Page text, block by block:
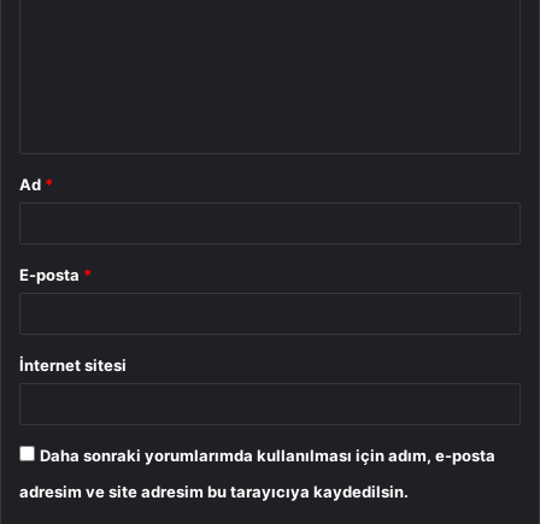
Ad *
E-posta *
İnternet sitesi
Daha sonraki yorumlarımda kullanılması için adım, e-posta
adresim ve site adresim bu tarayıcıya kaydedilsin.